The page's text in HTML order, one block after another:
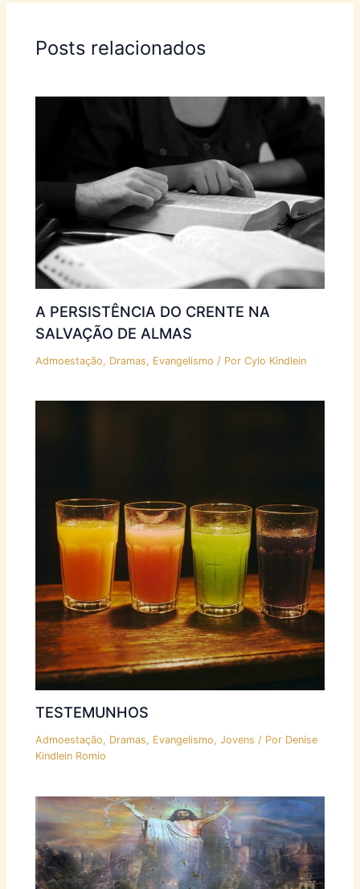
Posts relacionados
A PERSISTÊNCIA DO CRENTE NA
SALVAÇÃO DE ALMAS
Admoestação, Dramas, Evangelismo / PorCylo Kindlein
TESTEMUNHOS
Admoestação, Dramas, Evangelismo,Jovens / Por Denise
Kindlein Romio